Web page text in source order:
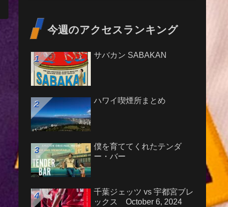
今週のアクセスランキング
サバカン SABAKAN
ハワイ喫煙所まとめ
僕を育ててくれたテンダ
ー・バー
千葉ジェッツ vs 宇都宮ブレ
ックス October 6, 2024